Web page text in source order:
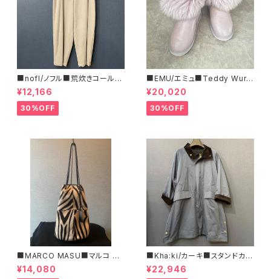
■nofl/ノフル■荒炊きコール天
テーパードパンツ■ゆるっとバ
ルーンシルエット
¥12,166
30%OFF
■EMU/エミュ■Teddy Wurr
en■撥水サイドジッパーブーツ
¥20,020
30%OFF
■MARCO MASU■マルコ マ
ージ■ハラコ・ゼブラ柄巾着BA
G■程よいサイズで可愛い
¥14,080
■Kha:ki/カーキ■スタンドカラ
ー・コート■
¥22,946